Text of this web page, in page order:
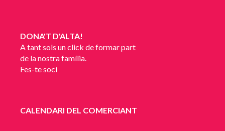
DONA'T D'ALTA!
A tant sols un click de formar part
de la nostra família.
Fes-te soci
CALENDARI DEL COMERCIANT